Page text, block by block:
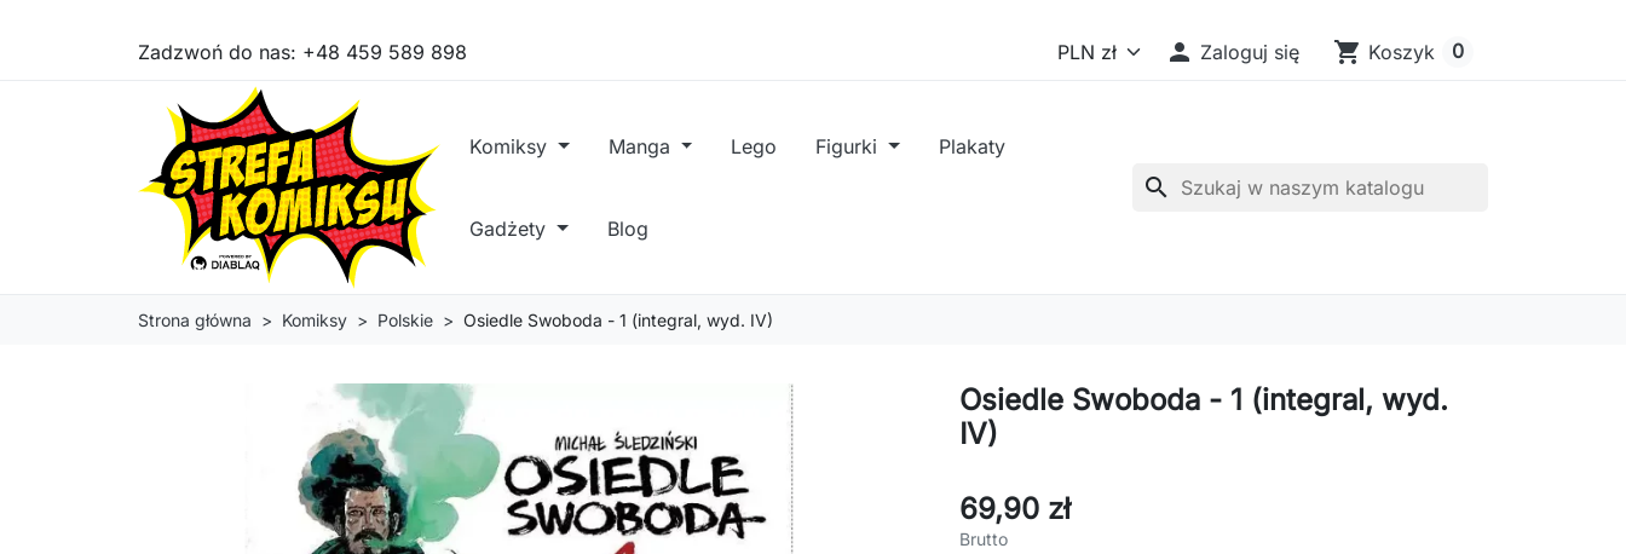
Zadzwoń do nas: +48 459 589 898  Zaloguj się shopping_cart Koszyk 0
Komiksy Manga Lego Figurki Plakaty
Gadżety Blog
search
Strona główna Komiksy Polskie Osiedle Swoboda - 1 (integral, wyd. IV)
Osiedle Swoboda - 1 (integral, wyd.
IV)
69,90 zł
Brutto